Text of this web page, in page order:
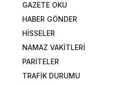
GAZETE OKU
HABER GÖNDER
HİSSELER
NAMAZ VAKİTLERİ
PARİTELER
TRAFİK DURUMU